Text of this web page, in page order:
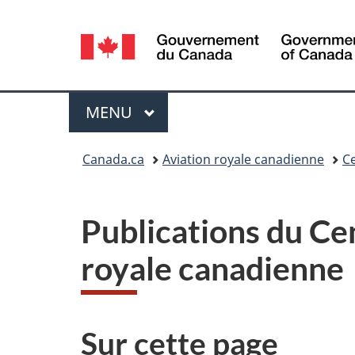
Sélection
de
la
langue
Menu
MENU PRINCIPAL
Canada.ca Aviation royale canadienne
Publications du
royale canadienne
Sur cette page